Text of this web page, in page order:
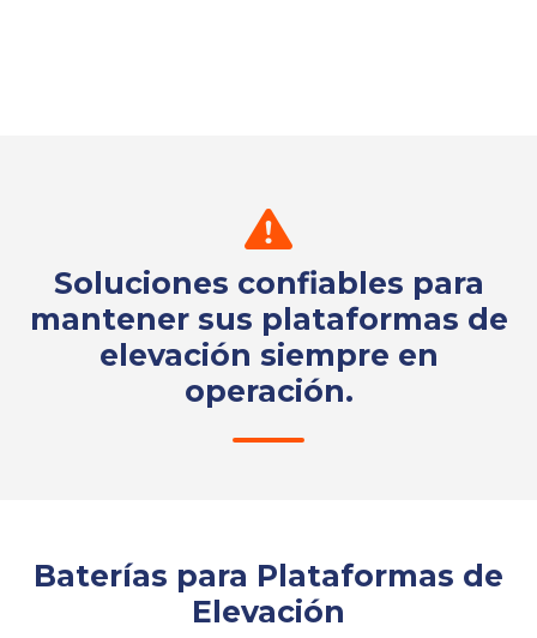
Soluciones confiables para
mantener sus plataformas de
elevación siempre en
operación.
Baterías para Plataformas de
Elevación